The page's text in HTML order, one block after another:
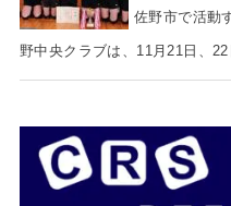
佐野市で活動
野中央クラブは、11月21日、